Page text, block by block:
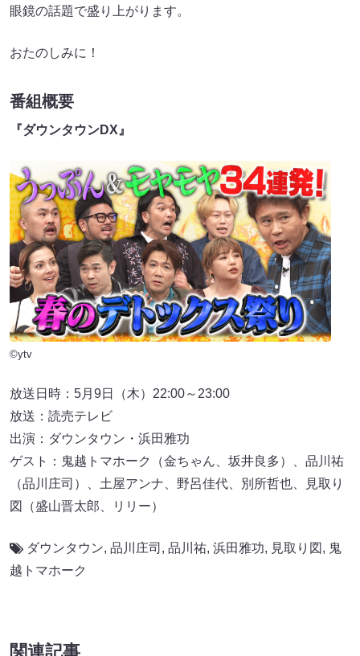
眼鏡の話題で盛り上がります。
おたのしみに！
番組概要
『ダウンタウンDX』
©ytv
放送日時：5月9日（木）22:00～23:00
放送：読売テレビ
出演：ダウンタウン・浜田雅功
ゲスト：鬼越トマホーク（金ちゃん、坂井良多）、品川祐
（品川庄司）、土屋アンナ、野呂佳代、別所哲也、見取り
図（盛山晋太郎、リリー）
ダウンタウン, 品川庄司 , 品川祐, 浜田雅功, 見取り図 , 鬼
越トマホーク
関連記事